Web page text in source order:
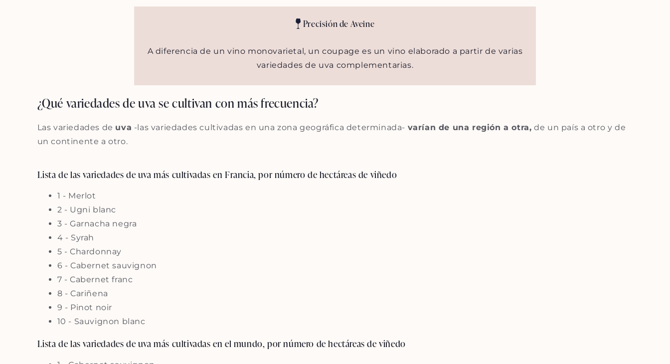
Precisión de Aveine
A diferencia de un vino monovarietal, un coupage es un vino elaborado a partir de varias
variedades de uva complementarias.
¿Qué variedades de uva se cultivan con más frecuencia?
Las variedades de uva -las variedades cultivadas en una zona geográfica determinada- varían de una región a otra, de un país a otro y de
un continente a otro.
Lista de las variedades de uva más cultivadas en Francia, por número de hectáreas de viñedo
1 - Merlot
2 - Ugni blanc
3 - Garnacha negra
4 - Syrah
5 - Chardonnay
6 - Cabernet sauvignon
7 - Cabernet franc
8 - Cariñena
9 - Pinot noir
10 - Sauvignon blanc
Lista de las variedades de uva más cultivadas en el mundo, por número de hectáreas de viñedo